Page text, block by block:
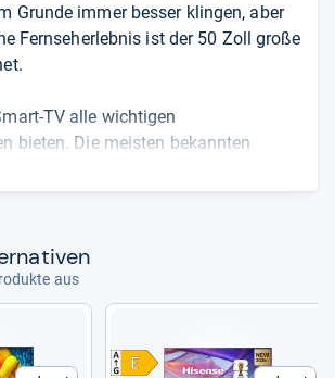
Grunde immer besser klingen, aber
Fernseherlebnis ist der 50 Zoll große
TV alle wichtigen
bieten. Die meisten bekannten
diversen Smart-Home-Geräten kann
Neben den üblichen digitalen
es auch die Möglichkeit, Kopfhörer
direkt zu verbinden. Es
Die Aufnahmefunktion von TV-
aus